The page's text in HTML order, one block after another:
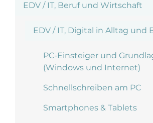
EDV / IT, Beruf und Wirtschaft
EDV / IT, Digital in Alltag und
PC-Einsteiger und
(Windows und Internet)
Schnellschreiben am PC
Smartphones & Tablets